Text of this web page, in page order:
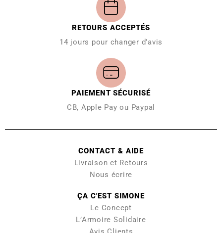
RETOURS ACCEPTÉS
14 jours pour changer d'avis
PAIEMENT SÉCURISÉ
CB, Apple Pay ou Paypal
CONTACT & AIDE
Livraison et Retours
Nous écrire
ÇA C'EST SIMONE
Le Concept
L’Armoire Solidaire